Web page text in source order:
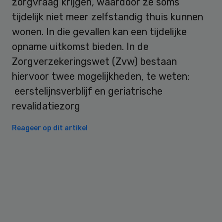
tijdelijk niet meer zelfstandig thuis kunnen
wonen. In die gevallen kan een tijdelijke
opname uitkomst bieden. In de
Zorgverzekeringswet (Zvw) bestaan
hiervoor twee mogelijkheden, te weten:
eerstelijnsverblijf en geriatrische
revalidatiezorg
Reageer op dit artikel